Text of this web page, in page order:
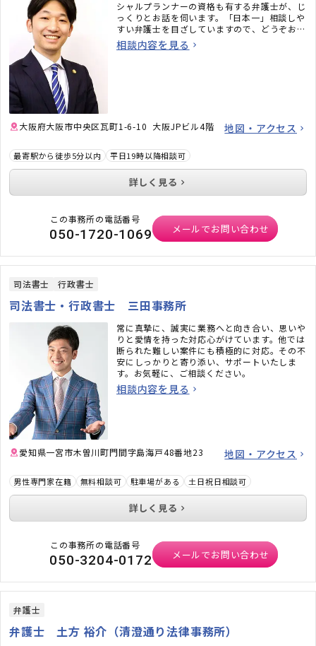
シャルプランナーの資格も有する弁護士が、じ
っくりとお話を伺います。「日本一」相談しや
すい弁護士を目ざしていますので、どうぞお気
軽にご相談ください。
相談内容を見る
大阪府大阪市中央区瓦町1-6-10 大阪JPビル4階 地図・アクセス
最寄駅から徒歩5分以内 平日19時以降相談可
詳しく見る
この事務所の電話番号
050-1720-1069 メールでお問い合わせ
司法書士 行政書士
司法書士・行政書士 三田事務所
常に真摯に、誠実に業務へと向き合い、思いや
りと愛情を持った対応心がけています。他では
断られた難しい案件にも積極的に対応。その不
安にしっかりと寄り添い、サポートいたしま
す。お気軽に、ご相談ください。
相談内容を見る
愛知県一宮市木曽川町門間字島海戸48番地23 地図・アクセス
男性専門家在籍 無料相談可 駐車場がある 土日祝日相談可
詳しく見る
この事務所の電話番号
050-3204-0172 メールでお問い合わせ
弁護士
弁護士 土方 裕介（清澄通り法律事務所）